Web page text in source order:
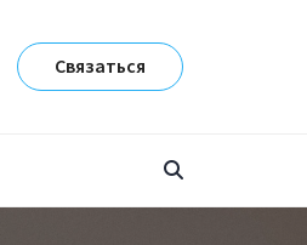
Связаться